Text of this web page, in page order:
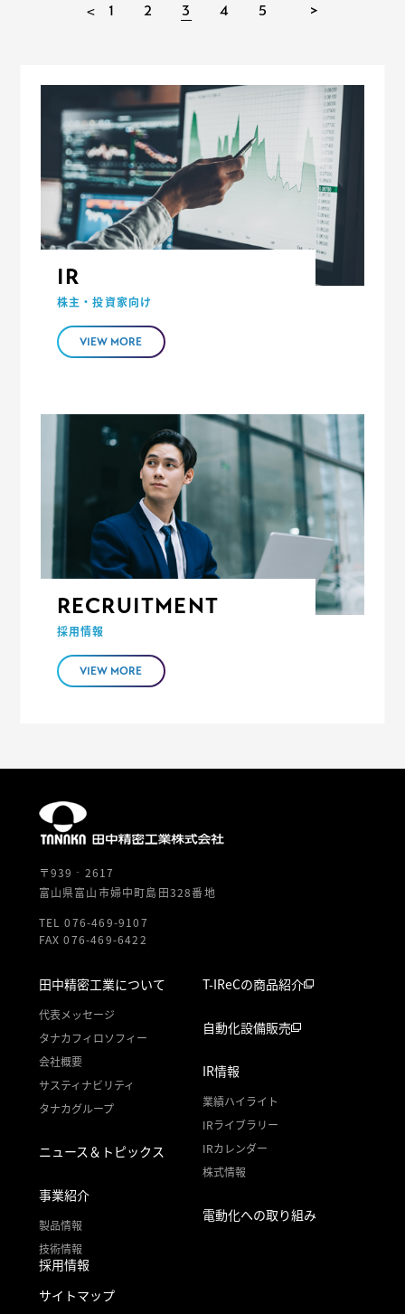
1 2 3 4 5
IR
株主・投資家向け
VIEW MORE
RECRUITMENT
採用情報
VIEW MORE
〒939‐2617
富山県富山市婦中町島田328番地
TEL 076-469-9107
FAX 076-469-6422
田中精密工業について
代表メッセージ
タナカフィロソフィー
会社概要
サスティナビリティ
タナカグループ
ニュース＆トピックス
事業紹介
製品情報
技術情報
T-IReCの商品紹介
自動化設備販売
IR情報
業績ハイライト
IRライブラリー
IRカレンダー
株式情報
電動化への取り組み
採用情報
サイトマップ